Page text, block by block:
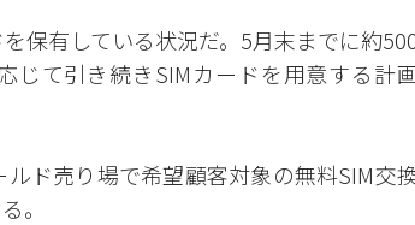
保有している状況だ。5月末までに約
じて引き続きSIMカードを用意する計
ド売り場で希望顧客対象の無料SIM交
。